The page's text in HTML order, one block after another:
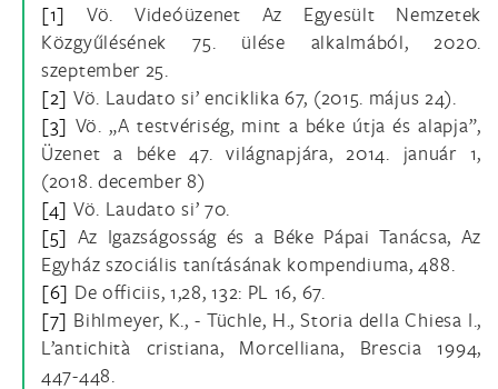
[1] Vö. Videóüzenet Az Egyesült Nemzetek
Közgyűlésének 75. ülése alkalmából, 2020.
szeptember 25.
[2] Vö. Laudato si’ enciklika 67, (2015. május 24).
[3] Vö. „A testvériség, mint a béke útja és alapja”,
Üzenet a béke 47. világnapjára, 2014. január 1,
(2018. december 8)
[4] Vö. Laudato si’ 70.
[5] Az Igazságosság és a Béke Pápai Tanácsa, Az
Egyház szociális tanításának kompendiuma, 488.
[6] De officiis, 1,28, 132: PL 16, 67.
[7] Bihlmeyer, K., - Tüchle, H., Storia della Chiesa I.,
L’antichità cristiana, Morcelliana, Brescia 1994,
447-448.